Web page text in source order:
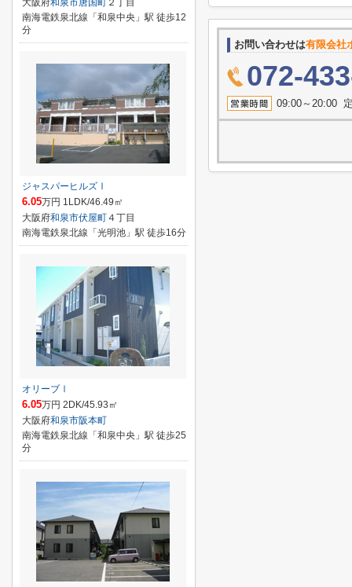
お問い合わせは有限会社
072-
09:00～20:00
大阪府和泉市唐国町 ２丁目
南海電鉄泉北線「和泉中央」駅 徒歩12
分
ジャスパーヒルズⅠ
6.05万円 1LDK/46.49㎡
大阪府和泉市伏屋町４丁目
南海電鉄泉北線「光明池」駅 徒歩16分
オリーブⅠ
6.05万円 2DK/45.93㎡
大阪府和泉市阪本町
南海電鉄泉北線「和泉中央」駅 徒歩25
分